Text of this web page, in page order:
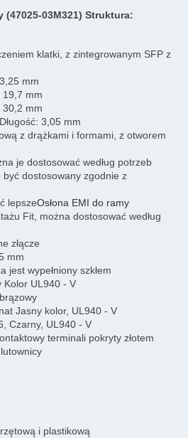
(47025-03M321) Struktura:
klatki, z zintegrowanym SFP z
mm
19,7 mm
30,2 mm
3,05 mm
z drążkami i formami, z otworem
je dostosować według potrzeb
być dostosowany zgodnie z
lepszeOsłona EMI do ramy
Fit, można dostosować według
złącze
mm
jest wypełniony szkłem
Kolor UL940 - V
Jasny kolor, UL940 - V
Czarny, UL940 - V
terminali pokryty złotem
i plastikową